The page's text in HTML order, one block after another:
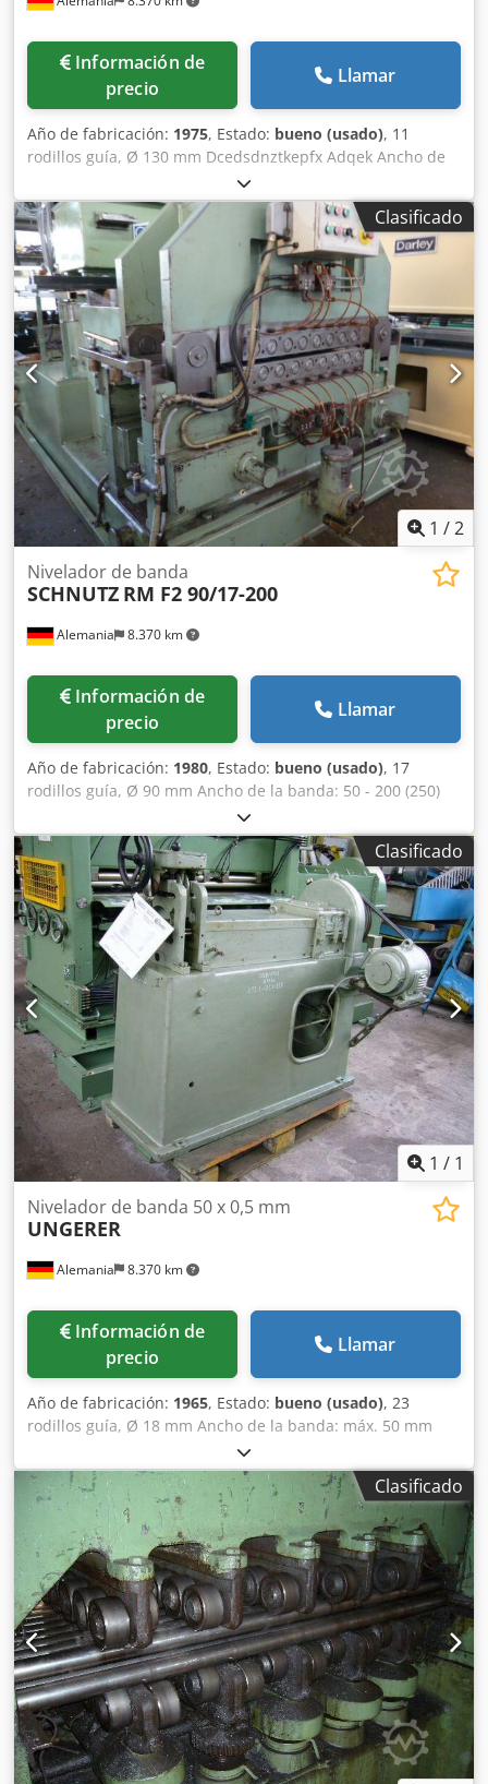
Información de
precio
Llamar
Año de fabricación: 1975, Estado: bueno (usado), 11
rodillos guía, Ø 130 mm Dcedsdnztkepfx Adqek Ancho de
la banda: máx. 1900 mm Grosor de la banda: máx. 10 mm
Clasificado
1 /2
Alemania 8.370 km
Nivelador de banda
SCHNUTZ RM F2 90/17-200
Información de
precio
Llamar
Año de fabricación: 1980, Estado: bueno (usado), 17
rodillos guía, Ø 90 mm Ancho de la banda: 50 - 200 (250)
mm Grosor de la banda: 2 - 10 mm Dcodpfx Asdnzvdsdqsk
Clasificado
1 / 1
Alemania 8.370 km
Nivelador de banda 50 x 0,5 mm
UNGERER
Información de
precio
Llamar
Año de fabricación: 1965, Estado: bueno (usado), 23
rodillos guía, Ø 18 mm Ancho de la banda: máx. 50 mm
Dcodpfebif Eksx Adqsk Grosor de la banda: 0,1 - 0,5 mm
Clasificado